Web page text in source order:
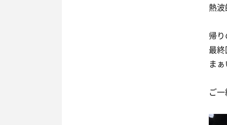
帰
最
ま
ご